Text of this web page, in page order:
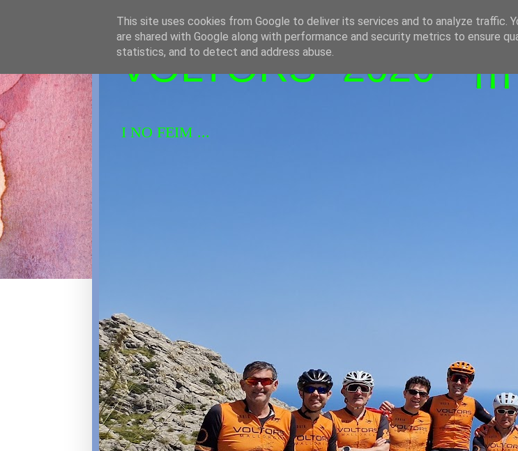
VOLTORS -2026 -
I NO FEIM ...
This site uses cookies from Google to deliver its services and to analyze traffic.
are shared with Google along with performance and security metrics to ensure
statistics, and to detect and address abuse.